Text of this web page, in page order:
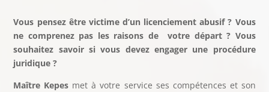
Vous pensez être victime d’un licenciement abusif ? Vous
ne comprenez pas les raisons de votre départ ? Vous
souhaitez savoir si vous devez engager une procédure
juridique ?
Maître Kepes met à votre service ses compétences et son